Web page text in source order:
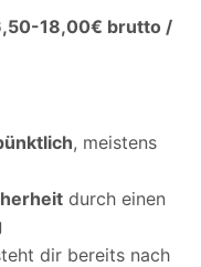
18,00€ brutto /
, meistens
durch einen
dir bereits nach